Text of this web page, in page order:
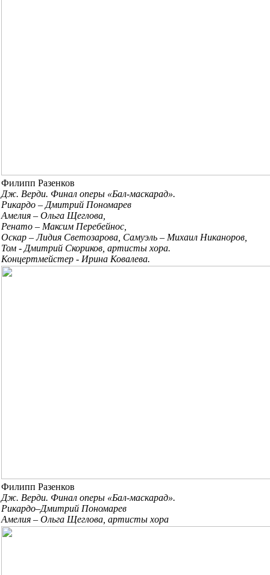
Филипп Разенков
Дж. Верди. Финал оперы «Бал-маскарад».
Рикардо – Дмитрий Пономарев
Амелия – Ольга Щеглова,
Ренато – Максим Перебейнос,
Оскар – Лидия Светозарова, Самуэль – Михаил Никаноров,
Том - Дмитрий Скориков, артисты хора.
Концертмейстер - Ирина Ковалева.
Филипп Разенков
Дж. Верди. Финал оперы «Бал-маскарад».
Рикардо–Дмитрий Пономарев
Амелия – Ольга Щеглова, артисты хора